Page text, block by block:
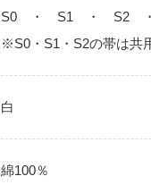
S0 ・ S1 ・ S2
※S0・S1・S2の帯は共
白
綿100％